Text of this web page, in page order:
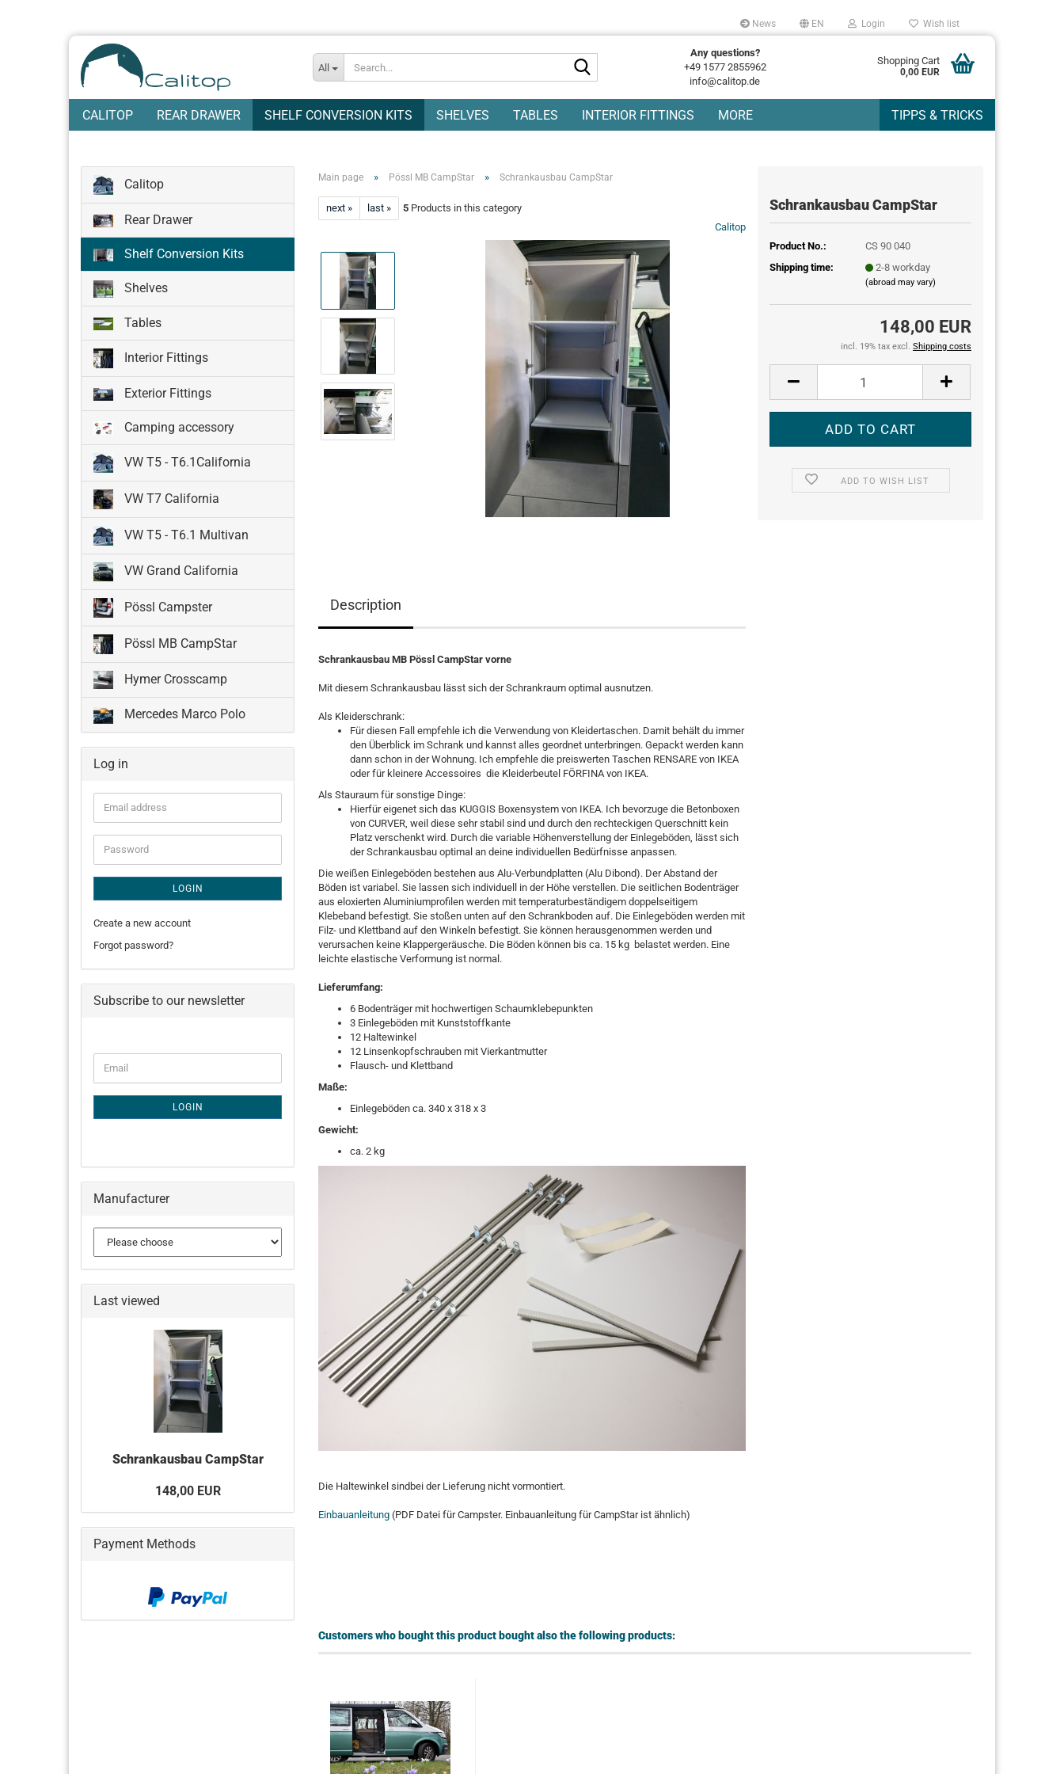
News EN Login Wish list
All
Any questions?
+49 1577 2855962
info@calitop.de
Shopping Cart
0,00 EUR
CALITOP REAR DRAWER SHELF CONVERSION KITS SHELVES TABLES INTERIOR FITTINGS TIPPS & TRICKS
MORE
Main page » Pössl MB CampStar » Schrankausbau CampStar
next » last » 5 Products in this category
Calitop
Schrankausbau CampStar
Product No.:
CS 90 040
Shipping time:
2-8 workday
(abroad may vary)
148,00 EUR
incl. 19% tax excl. Shipping costs
ADD TO WISH LIST
Description
Schrankausbau MB Pössl CampStar vorne
Mit diesem Schrankausbau lässt sich der Schrankraum optimal ausnutzen.
Als Kleiderschrank:
Für diesen Fall empfehle ich die Verwendung von Kleidertaschen. Damit behält du immer
den Überblick im Schrank und kannst alles geordnet unterbringen. Gepackt werden kann
dann schon in der Wohnung. Ich empfehle die preiswerten Taschen RENSARE von IKEA
oder für kleinere Accessoires die Kleiderbeutel FÖRFINA von IKEA.
Als Stauraum für sonstige Dinge:
Hierfür eigenet sich das KUGGIS Boxensystem von IKEA. Ich bevorzuge die Betonboxen
von CURVER, weil diese sehr stabil sind und durch den rechteckigen Querschnitt kein
Platz verschenkt wird. Durch die variable Höhenverstellung der Einlegeböden, lässt sich
der Schrankausbau optimal an deine individuellen Bedürfnisse anpassen.
Die weißen Einlegeböden bestehen aus Alu-Verbundplatten (Alu Dibond). Der Abstand der
Böden ist variabel. Sie lassen sich individuell in der Höhe verstellen. Die seitlichen Bodenträger
aus eloxierten Aluminiumprofilen werden mit temperaturbeständigem doppelseitigem
Klebeband befestigt. Sie stoßen unten auf den Schrankboden auf. Die Einlegeböden werden mit
Filz- und Klettband auf den Winkeln befestigt. Sie können herausgenommen werden und
verursachen keine Klappergeräusche. Die Böden können bis ca. 15 kg belastet werden. Eine
leichte elastische Verformung ist normal.
Lieferumfang:
6 Bodenträger mit hochwertigen Schaumklebepunkten
3 Einlegeböden mit Kunststoffkante
12 Haltewinkel
12 Linsenkopfschrauben mit Vierkantmutter
Flausch- und Klettband
Maße:
Einlegeböden ca. 340 x 318 x 3
Gewicht:
ca. 2 kg
Die Haltewinkel sindbei der Lieferung nicht vormontiert.
Einbauanleitung (PDF Datei für Campster. Einbauanleitung für CampStar ist ähnlich)
Customers who bought this product bought also the following products:
Calitop
Rear Drawer
Shelf Conversion Kits
Shelves
Tables
Interior Fittings
Exterior Fittings
Camping accessory
VW T5 - T6.1California
VW T7 California
VW T5 - T6.1 Multivan
VW Grand California
Pössl Campster
Pössl MB CampStar
Hymer Crosscamp
Mercedes Marco Polo
Log in
Email
address
Password
LOGIN
Create a new account
Forgot password?
Subscribe to our newsletter
TO
NEWSLETTER
PAGE
Email
LOGIN
Manufacturer
Last viewed
Schrankausbau CampStar
148,00 EUR
Payment Methods